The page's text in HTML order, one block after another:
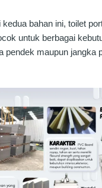
bahan ini, toilet
untuk berbagai
pendek maupun jangka